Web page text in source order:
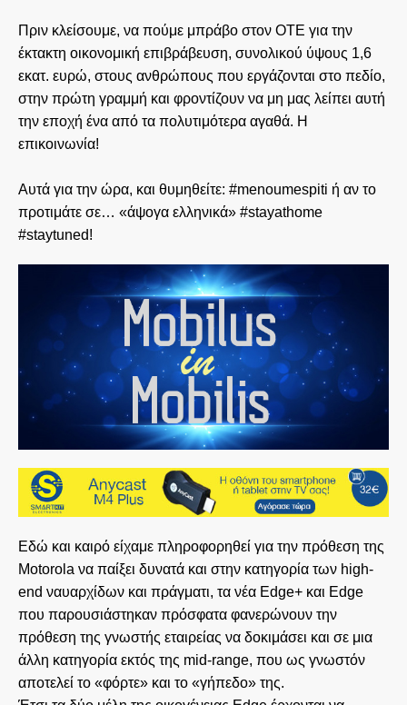
Πριν κλείσουμε, να πούμε μπράβο στον ΟΤΕ για την
έκτακτη οικονομική επιβράβευση, συνολικού ύψους 1,6
εκατ. ευρώ, στους ανθρώπους που εργάζονται στο πεδίο,
στην πρώτη γραμμή και φροντίζουν να μη μας λείπει αυτή
την εποχή ένα από τα πολυτιμότερα αγαθά. Η
επικοινωνία!
Αυτά για την ώρα, και θυμηθείτε: #menoumespiti ή αν το
προτιμάτε σε… «άψογα ελληνικά» #stayathome
#staytuned!
Εδώ και καιρό είχαμε πληροφορηθεί για την πρόθεση της
Motorola να παίξει δυνατά και στην κατηγορία των high-
end ναυαρχίδων και πράγματι, τα νέα Edge+ και Edge
που παρουσιάστηκαν πρόσφατα φανερώνουν την
πρόθεση της γνωστής εταιρείας να δοκιμάσει και σε μια
άλλη κατηγορία εκτός της mid-range, που ως γνωστόν
αποτελεί το «φόρτε» και το «γήπεδο» της.